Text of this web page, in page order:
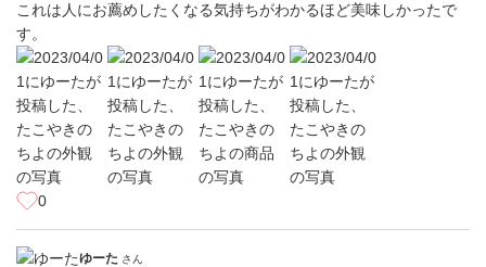
これは人にお薦めしたくなる気持ちがわかるほど美味しかったで
す。
0
ゆーた さん